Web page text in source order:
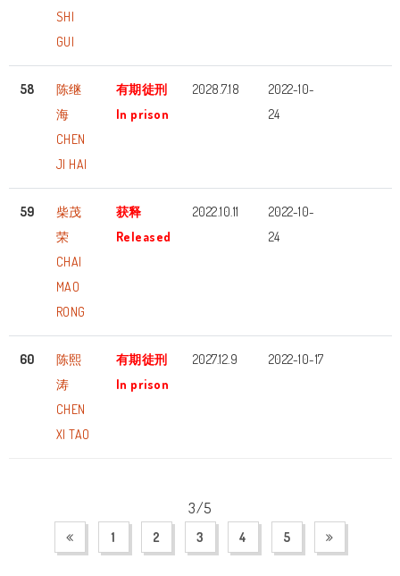
SHI
GUI
58
陈继
海
CHEN
JI HAI
有期徒刑
In prison
2028.7.18
2022-10-
24
59
柴茂
荣
CHAI
MAO
RONG
获释
Released
2022.10.11
2022-10-
24
60
陈熙
涛
CHEN
XI TAO
有期徒刑
In prison
2027.12.9 2022-10-17
3/5
1 2 3 4 5